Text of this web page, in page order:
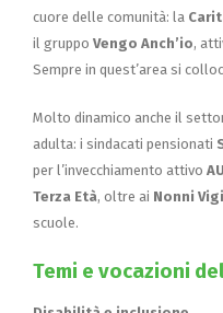
cuore delle comunità: la
il gruppo Vengo Anch’io,
Sempre in quest’area si
Molto dinamico anche il
adulta: i sindacati pensionati
per l’invecchiamento attivo
Terza Età, oltre ai Nonni
scuole.
Temi e vocazioni